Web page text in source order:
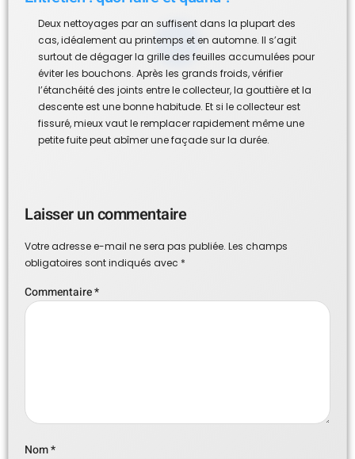
Deux nettoyages par an suffisent dans la plupart des
cas, idéalement au printemps et en automne. Il s’agit
surtout de dégager la grille des feuilles accumulées pour
éviter les bouchons. Après les grands froids, vérifier
l’étanchéité des joints entre le collecteur, la gouttière et la
descente est une bonne habitude. Et si le collecteur est
fissuré, mieux vaut le remplacer rapidement même une
petite fuite peut abîmer une façade sur la durée.
Laisser un commentaire
Votre adresse e-mail ne sera pas publiée. Les champs
obligatoires sont indiqués avec *
Commentaire*
Nom*